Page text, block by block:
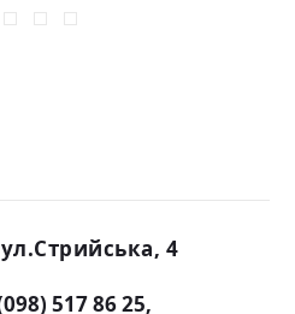
4
517 86 25